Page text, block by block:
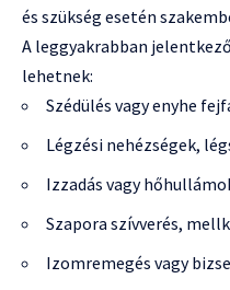
és szükség esetén
A leggyakrabban
lehetnek:
Szédülés vagy enyhe
Légzési nehézségek,
Izzadás vagy
Szapora szívverés,
Izomremegés vagy